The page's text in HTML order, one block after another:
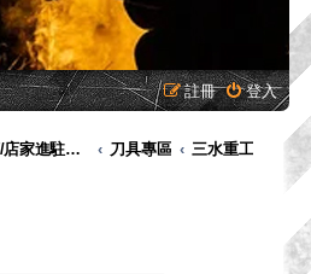
登入
註冊
廠商/店家進駐專區-供廠商-供廠商/店家發布新品預告、產品消息，嚴禁販售！ 刀具專區 三水重工